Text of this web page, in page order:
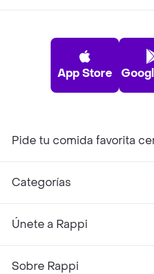
App Store
Pide tu comida favorita
Categorías
Únete a Rappi
Sobre Rappi